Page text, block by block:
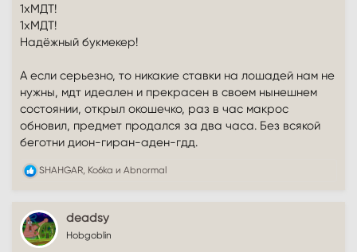
1хМДТ!
1хМДТ!
Надёжный букмекер!
А если серьезно, то никакие ставки на лошадей нам не
нужны, мдт идеален и прекрасен в своем нынешнем
состоянии, открыл окошечко, раз в час макрос
обновил, предмет продался за два часа. Без всякой
беготни дион-гиран-аден-гдд.
Р
ц
и
и
SHAHGAR Ko6ka и Abnormal
deadsy
Hobgoblin